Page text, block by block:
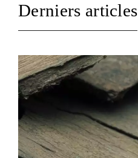
Derniers articles